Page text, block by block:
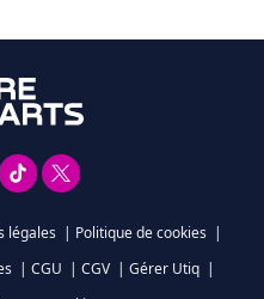
légales | Politique de cookies |
| CGU | CGV | Gérer Utiq |